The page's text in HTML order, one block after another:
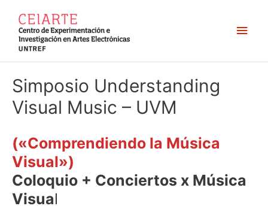
contenido
Simposio Understanding
Visual Music – UVM
(«Comprendiendo la Música
Visual»)
Coloquio + Conciertos x Música
Visual